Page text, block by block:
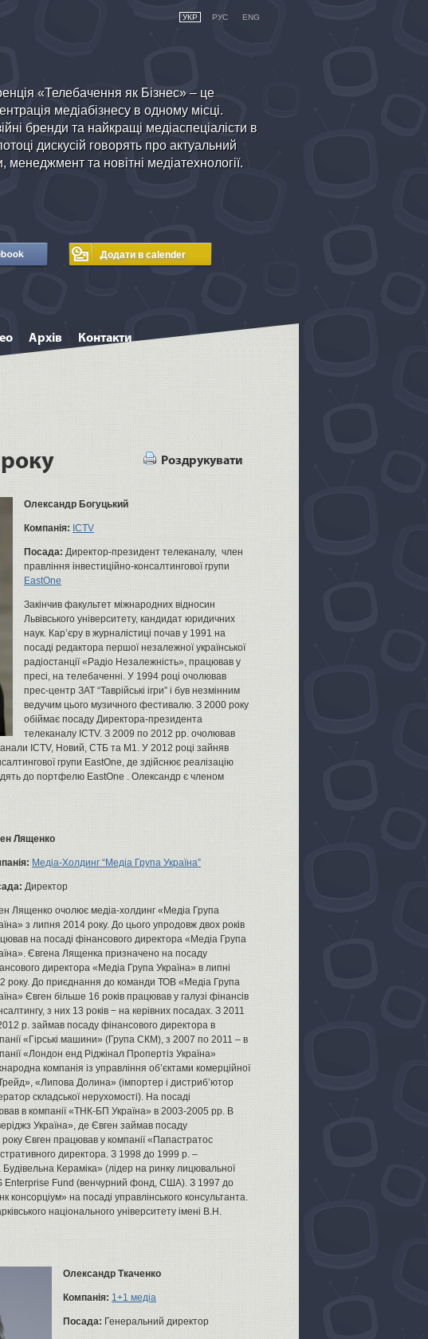
УКР РУС ENG
«Телебачення як Бізнес» – це
медіабізнесу в одному місці.
бренди та найкращі медіаспеціалісти в
дискусій говорять про актуальний
менеджмент та новітні медіатехнології.
Архів Контакти
Роздрукувати
Олександр Богуцький
Компанія: ICTV
Посада: Директор-президент телеканалу, член
правління інвестиційно-консалтингової групи
EastOne
Закінчив факультет міжнародних відносин
Львівського університету, кандидат юридичних
наук. Кар’єру в журналістиці почав у 1991 на
посаді редактора першої незалежної української
радіостанції «Радіо Незалежність», працював у
пресі, на телебаченні. У 1994 році очолював
прес-центр ЗАТ “Таврійські ігри” і був незмінним
ведучим цього музичного фестивалю. З 2000 року
обіймає посаду Директора-президента
телеканалу ICTV. З 2009 по 2012 рр. очолював
ICTV, Новий, СТБ та М1. У 2012 році зайняв
групи EastOne, де здійснює реалізацію
до портфелю EastOne . Олександр є членом
Лященко
Медіа-Холдинг “Медіа Група Україна”
Директор
Лященко очолює медіа-холдинг «Медіа Група
з липня 2014 року. До цього упродовж двох років
на посаді фінансового директора «Медіа Група
Євгена Лященка призначено на посаду
директора «Медіа Група Україна» в липні
року. До приєднання до команди ТОВ «Медіа Група
Євген більше 16 років працював у галузі фінансів
з них 13 років − на керівних посадах. З 2011
р. займав посаду фінансового директора в
«Гірські машини» (Група СКМ), з 2007 по 2011 – в
«Лондон енд Ріджінал Пропертіз Україна»
компанія із управління об’єктами комерційної
«Липова Долина» (імпортер і дистриб’ютор
складської нерухомості). На посаді
в компанії «TНК-БП Україна» в 2003-2005 рр. В
Україна», де Євген займав посаду
Євген працював у компанії «Папастратос
директора. З 1998 до 1999 р. –
Кераміка» (лідер на ринку лицювальної
Enterprise Fund (венчурний фонд, США). З 1997 до
на посаді управлінського консультанта.
національного університету імені В.Н.
Олександр Ткаченко
Компанія: 1+1 медіа
Посада: Генеральний директор